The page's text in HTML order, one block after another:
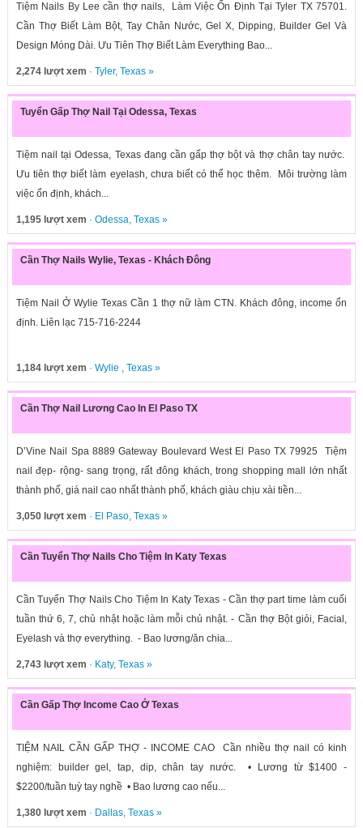
Tiệm Nails By Lee cần thợ nails, Làm Việc Ổn Định Tại Tyler TX 75701.
Cần Thợ Biết Làm Bột, Tay Chân Nước, Gel X, Dipping, Builder Gel Và
Design Móng Dài. Ưu Tiên Thợ Biết Làm Everything Bao...
2,274 lượt xem · Tyler, Texas»
Tuyển Gấp Thợ Nail Tại Odessa, Texas
Tiệm nail tại Odessa, Texas đang cần gấp thợ bột và thợ chân tay nước.
Ưu tiên thợ biết làm eyelash, chưa biết có thể học thêm. Môi trường làm
việc ổn định, khách...
1,195 lượt xem · Odessa, Texas»
Cần Thợ Nails Wylie, Texas - Khách Đông
Tiệm Nail Ở Wylie Texas Cần 1 thợ nữ làm CTN. Khách đông, income ổn
định. Liên lạc 715-716-2244
1,184 lượt xem · Wylie , Texas»
Cần Thợ Nail Lương Cao In El Paso TX
D’Vine Nail Spa 8889 Gateway Boulevard West El Paso TX 79925 Tiệm
nail đẹp- rộng- sang trọng, rất đông khách, trong shopping mall lớn nhất
thành phố, giá nail cao nhất thành phố, khách giàu chịu xài tiền...
3,050 lượt xem · El Paso, Texas»
Cần Tuyển Thợ Nails Cho Tiệm In Katy Texas
Cần Tuyển Thợ Nails Cho Tiệm In Katy Texas - Cần thợ part time làm cuối
tuần thứ 6, 7, chủ nhật hoặc làm mỗi chủ nhật. - Cần thợ Bột giỏi, Facial,
Eyelash và thợ everything. - Bao lương/ăn chia...
2,743 lượt xem · Katy, Texas»
Cần Gấp Thợ Income Cao Ở Texas
TIỆM NAIL CẦN GẤP THỢ - INCOME CAO Cần nhiều thợ nail có kinh
nghiệm: builder gel, tap, dip, chân tay nước. • Lương từ $1400 -
$2200/tuần tuỳ tay nghề • Bao lương cao nếu...
1,380 lượt xem · Dallas, Texas»